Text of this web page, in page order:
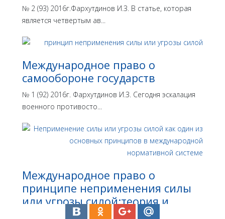
№ 2 (93) 2016г.Фархутдинов И.З. В статье, которая
является четвертым ав...
Международное право о
самообороне государств
№ 1 (92) 2016г. Фархутдинов И.З. Сегодня эскалация
военного противосто...
Международное право о
принципе неприменения силы
или угрозы силой:теория и